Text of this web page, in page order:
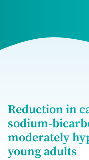
Reduction in
sodium-
moderately
young adults